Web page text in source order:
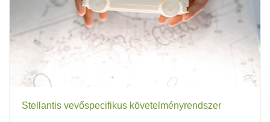
Stellantis vevőspecifikus követelményrendszer